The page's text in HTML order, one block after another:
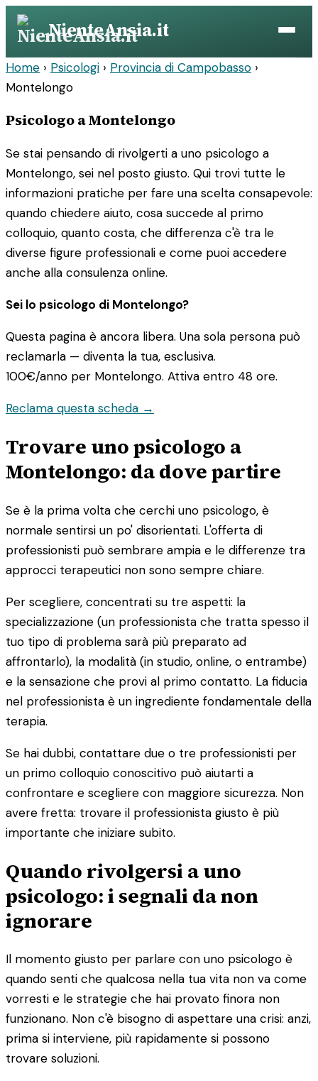
Vai
contenuto
NienteAnsia.it
Home › Psicologi › Provincia di Campobasso ›
Montelongo
Psicologo a Montelongo
Se stai pensando di rivolgerti a uno psicologo a
Montelongo, sei nel posto giusto. Qui trovi tutte le
informazioni pratiche per fare una scelta consapevole:
quando chiedere aiuto, cosa succede al primo
colloquio, quanto costa, che differenza c'è tra le
diverse figure professionali e come puoi accedere
anche alla consulenza online.
Sei lo psicologo di Montelongo?
Questa pagina è ancora libera. Una sola persona può
reclamarla — diventa la tua, esclusiva.
100€/anno per Montelongo. Attiva entro 48 ore.
Reclama questa scheda →
Trovare uno psicologo a
Montelongo: da dove partire
Se è la prima volta che cerchi uno psicologo, è
normale sentirsi un po' disorientati. L'offerta di
professionisti può sembrare ampia e le differenze tra
approcci terapeutici non sono sempre chiare.
Per scegliere, concentrati su tre aspetti: la
specializzazione (un professionista che tratta spesso il
tuo tipo di problema sarà più preparato ad
affrontarlo), la modalità (in studio, online, o entrambe)
e la sensazione che provi al primo contatto. La fiducia
nel professionista è un ingrediente fondamentale della
terapia.
Se hai dubbi, contattare due o tre professionisti per
un primo colloquio conoscitivo può aiutarti a
confrontare e scegliere con maggiore sicurezza. Non
avere fretta: trovare il professionista giusto è più
importante che iniziare subito.
Quando rivolgersi a uno
psicologo: i segnali da non
ignorare
Il momento giusto per parlare con uno psicologo è
quando senti che qualcosa nella tua vita non va come
vorresti e le strategie che hai provato finora non
funzionano. Non c'è bisogno di aspettare una crisi: anzi,
prima si interviene, più rapidamente si possono
trovare soluzioni.